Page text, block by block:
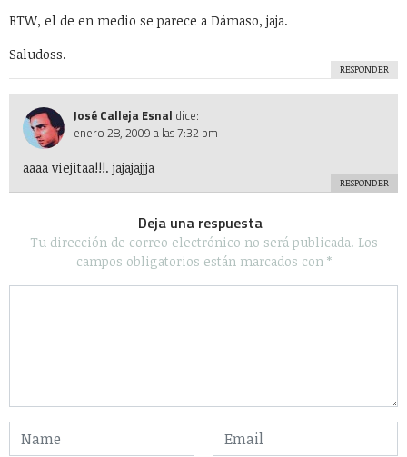
BTW, el de en medio se parece a Dámaso, jaja.
Saludoss.
RESPONDER
José Calleja Esnal dice:
enero 28, 2009 a las 7:32 pm
aaaa viejitaa!!!. jajajajjja
RESPONDER
Deja una respuesta
Tu dirección de correo electrónico no será publicada. Los
campos obligatorios están marcados con *